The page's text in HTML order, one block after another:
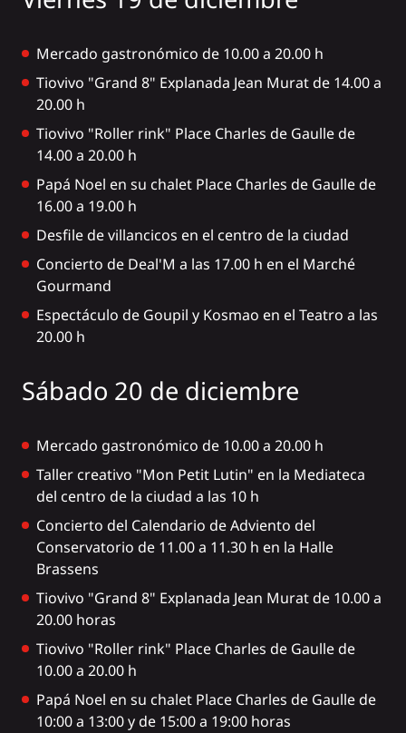
Mercado gastronómico de 10.00 a 20.00 h
Tiovivo "Grand 8" Explanada Jean Murat de 14.00 a
20.00 h
Tiovivo "Roller rink" Place Charles de Gaulle de
14.00 a 20.00 h
Papá Noel en su chalet Place Charles de Gaulle de
16.00 a 19.00 h
Desfile de villancicos en el centro de la ciudad
Concierto de Deal'M a las 17.00 h en el Marché
Gourmand
Espectáculo de Goupil y Kosmao en el Teatro a las
20.00 h
Sábado 20 de diciembre
Mercado gastronómico de 10.00 a 20.00 h
Taller creativo "Mon Petit Lutin" en la Mediateca
del centro de la ciudad a las 10 h
Concierto del Calendario de Adviento del
Conservatorio de 11.00 a 11.30 h en la Halle
Brassens
Tiovivo "Grand 8" Explanada Jean Murat de 10.00 a
20.00 horas
Tiovivo "Roller rink" Place Charles de Gaulle de
10.00 a 20.00 h
Papá Noel en su chalet Place Charles de Gaulle de
10:00 a 13:00 y de 15:00 a 19:00 horas